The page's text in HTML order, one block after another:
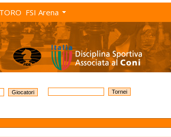
TORO FSI Arena